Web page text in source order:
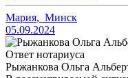
Мария, Минск
05.09.2024
Ответ нотариуса
Рыжанкова Ольга